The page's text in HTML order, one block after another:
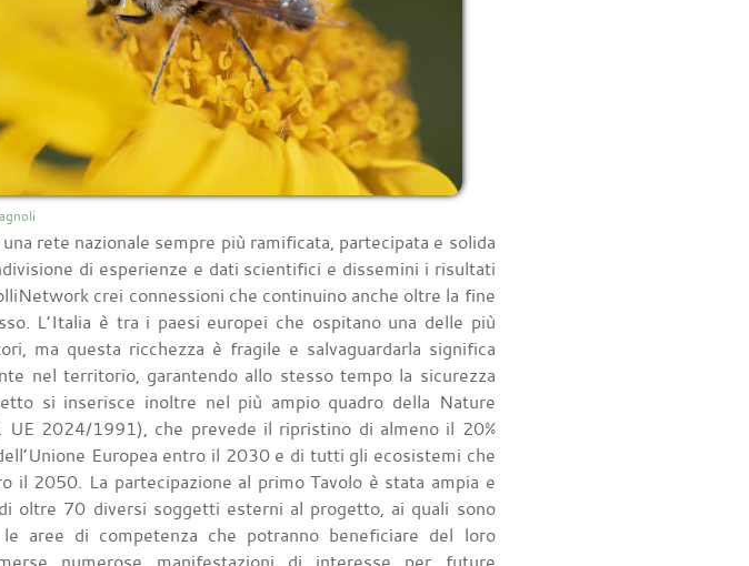
rete nazionale sempre più ramificata, partecipata e solida
di esperienze e dati scientifici e dissemini i risultati
crei connessioni che continuino anche oltre la fine
L’Italia è tra i paesi europei che ospitano una delle più
ma questa ricchezza è fragile e salvaguardarla significa
nel territorio, garantendo allo stesso tempo la sicurezza
si inserisce inoltre nel più ampio quadro della Nature
UE 2024/1991), che prevede il ripristino di almeno il 20%
Europea entro il 2030 e di tutti gli ecosistemi che
il 2050. La partecipazione al primo Tavolo è stata ampia e
oltre 70 diversi soggetti esterni al progetto, ai quali sono
aree di competenza che potranno beneficiare del loro